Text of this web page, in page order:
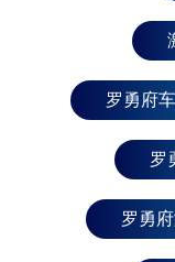
马力诺、塞尔维亚、
黑塞哥维那、保
牙、波兰、 法国、芬兰、黑山、摩尔多瓦、马耳他、
北马其顿、摩纳哥、乌克兰
亚、卢森堡、拉
典、英国、奥地利、安道尔
尔巴尼亚、冰岛、匈牙
罗勇府
罗
罗勇